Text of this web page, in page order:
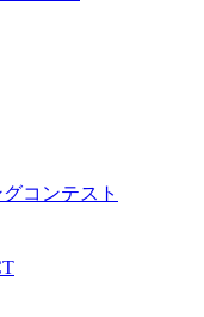
コンテスト